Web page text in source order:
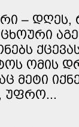
– ᲓᲦᲔᲡ,
ᲝᲛᲘᲡ
ᲛᲔᲢᲘ
ᲣᲤᲠᲝ...